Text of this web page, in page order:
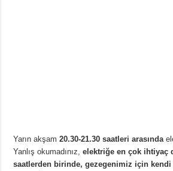
Yarın akşam20.30-21.30 saatleri arasında
Yanlış okumadınız,elektriğe en çok ihtiyaç
saatlerden birinde, gezegenimiz için kendi